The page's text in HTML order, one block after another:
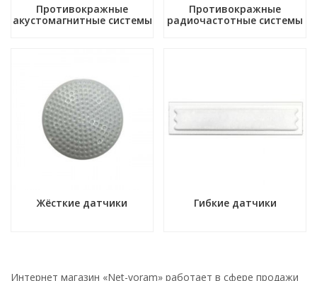
Противокражные
акустомагнитные системы
Противокражные
радиочастотные системы
Жёсткие датчики Гибкие датчики
Интернет магазин «Net-voram» работает в сфере продажи